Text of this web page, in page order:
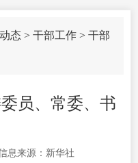
态 > 干部工作 > 干部
员、常委、书
息来源：新华社